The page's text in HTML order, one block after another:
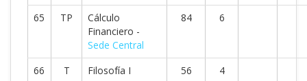
65 TP
Cálculo
Financiero -
Sede Central
84 6
66 T Filosofía I 56
4